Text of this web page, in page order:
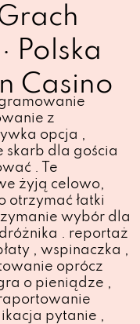
Polska
Casino
z
opcja ,
dla gościa
. Te
żyją celowo,
otrzymać łatki
wybór dla
. reportaż
, wspinaczka ,
oprócz
o pieniądze ,
pytanie ,